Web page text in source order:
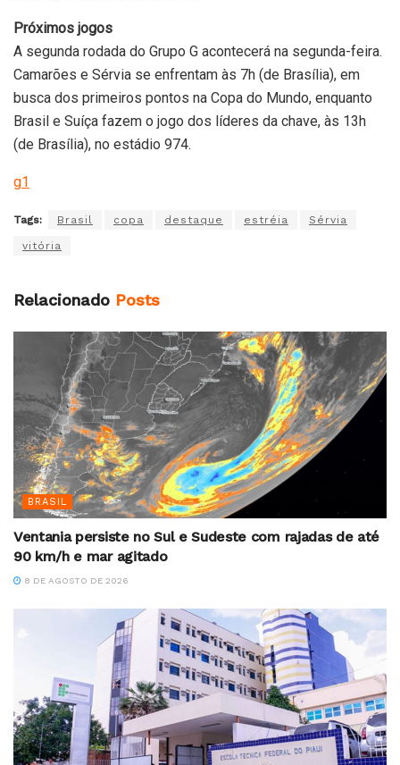
Próximos jogos
A segunda rodada do Grupo G acontecerá na segunda-feira.
Camarões e Sérvia se enfrentam às 7h (de Brasília), em
busca dos primeiros pontos na Copa do Mundo, enquanto
Brasil e Suíça fazem o jogo dos líderes da chave, às 13h
(de Brasília), no estádio 974.
g1
Tags: Brasil copa destaque estréia Sérvia
vitória
Relacionado Posts
BRASIL
Ventania persiste no Sul e Sudeste com rajadas de até
90 km/h e mar agitado
8 DE AGOSTO DE 2026